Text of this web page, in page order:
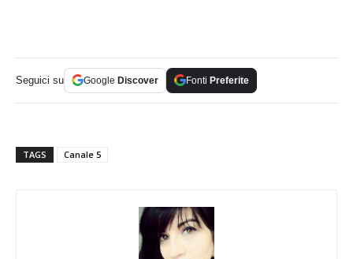
Seguici su Google Discover Fonti Preferite
TAGS Canale 5